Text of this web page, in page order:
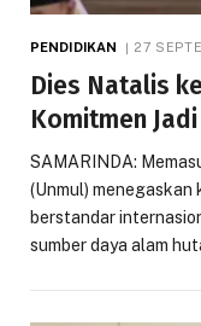
PENDIDIKAN 27
Dies Natalis
Komitmen
SAMARINDA:
(Unmul) menegaskan
berstandar
sumber daya alam